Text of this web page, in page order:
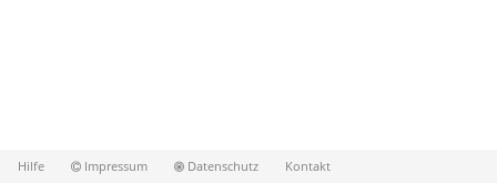
Hilfe Impressum Datenschutz Kontakt